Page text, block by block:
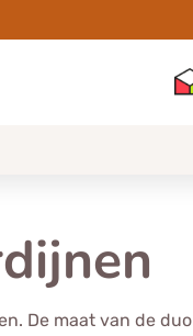
De maat van de duo